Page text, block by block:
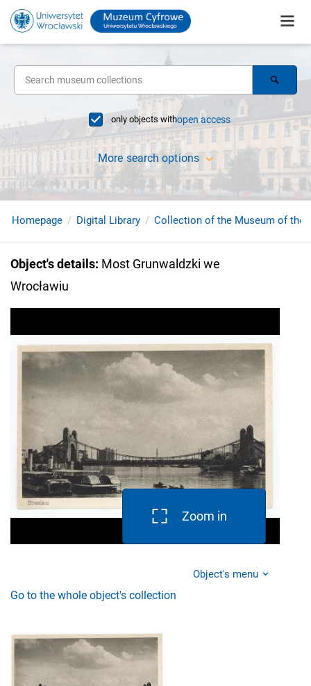
only objects withopen access
More search options
Homepage Digital Library Collection of the Museum of the
Object's details: Most Grunwaldzki we
Wrocławiu
Zoom in
Object's menu
Go to the whole object's collection